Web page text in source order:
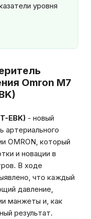
уровня
Omron M7
EBK) - новый
артериального
OMRON, который
и новации в
В ходе
что каждый
давление,
манжеты и, как
результат.